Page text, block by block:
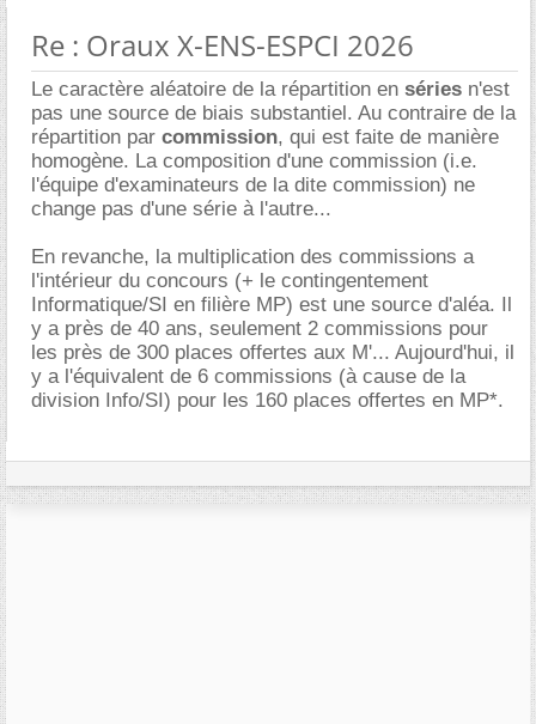
Re : Oraux X-ENS-ESPCI 2026
Le caractère aléatoire de la répartition en séries n'est
pas une source de biais substantiel. Au contraire de la
répartition par commission, qui est faite de manière
homogène. La composition d'une commission (i.e.
l'équipe d'examinateurs de la dite commission) ne
change pas d'une série à l'autre...
En revanche, la multiplication des commissions a
l'intérieur du concours (+ le contingentement
Informatique/SI en filière MP) est une source d'aléa. Il
y a près de 40 ans, seulement 2 commissions pour
les près de 300 places offertes aux M'... Aujourd'hui, il
y a l'équivalent de 6 commissions (à cause de la
division Info/SI) pour les 160 places offertes en MP*.